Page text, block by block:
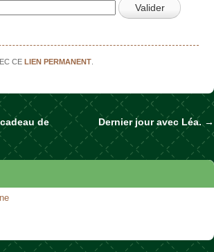
CELIEN PERMANENT
les articles
de
Dernier jour avec Léa. →